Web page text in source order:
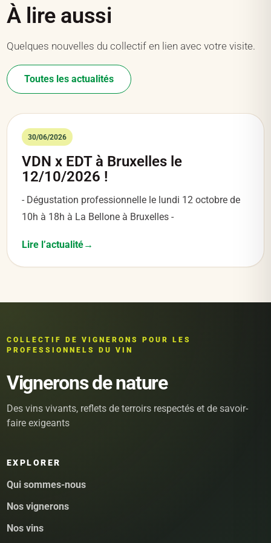
À lire aussi
Quelques nouvelles du collectif en lien avec votre visite.
Toutes les actualités
30/06/2026
VDN x EDT à Bruxelles le
12/10/2026 !
- Dégustation professionnelle le lundi 12 octobre de
10h à 18h à La Bellone à Bruxelles -
Lire l’actualité
COLLECTIF DE VIGNERONS POUR LES
PROFESSIONNELS DU VIN
Vignerons de nature
Des vins vivants, reflets de terroirs respectés et de savoir-
faire exigeants
EXPLORER
Qui sommes-nous
Nos vignerons
Nos vins